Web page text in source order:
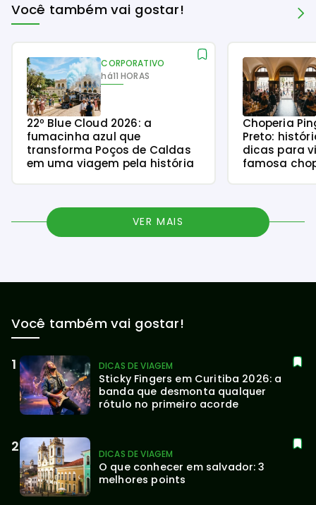
Você também vai gostar!
CORPORATIVO
há11 HORAS
22º Blue Cloud 2026: a
fumacinha azul que
transforma Poços de Caldas
em uma viagem pela história
Choperia
Preto:
dicas para
famosa
VER MAIS
Você também vai gostar!
DICAS DE VIAGEM
Sticky Fingers em Curitiba 2026: a
banda que desmonta qualquer
rótulo no primeiro acorde
DICAS DE VIAGEM
O que conhecer em salvador: 3
melhores points